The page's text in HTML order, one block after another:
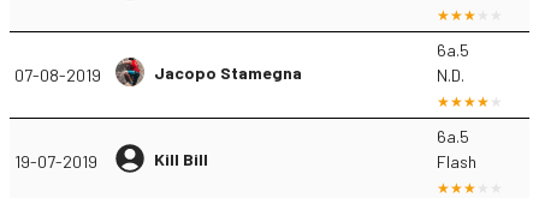
07-08-2019 Jacopo Stamegna
6a.5
N.D.
19-07-2019 Kill Bill
6a.5
Flash